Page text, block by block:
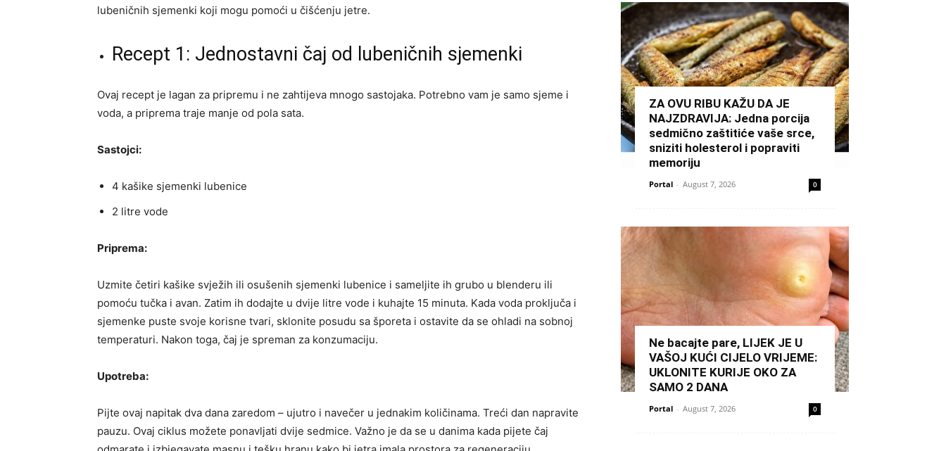
lubeničnih sjemenki koji mogu pomoći u čišćenju jetre.
Recept 1: Jednostavni čaj od lubeničnih sjemenki
Ovaj recept je lagan za pripremu i ne zahtijeva mnogo sastojaka. Potrebno vam je samo sjeme i
voda, a priprema traje manje od pola sata.
Sastojci:
4 kašike sjemenki lubenice
2 litre vode
Priprema:
Uzmite četiri kašike svježih ili osušenih sjemenki lubenice i sameljite ih grubo u blenderu ili
pomoću tučka i avan. Zatim ih dodajte u dvije litre vode i kuhajte 15 minuta. Kada voda proključa i
sjemenke puste svoje korisne tvari, sklonite posudu sa šporeta i ostavite da se ohladi na sobnoj
temperaturi. Nakon toga, čaj je spreman za konzumaciju.
Upotreba:
Pijte ovaj napitak dva dana zaredom – ujutro i navečer u jednakim količinama. Treći dan napravite
pauzu. Ovaj ciklus možete ponavljati dvije sedmice. Važno je da se u danima kada pijete čaj
ZA OVU RIBU KAŽU DA JE
NAJZDRAVIJA: Jedna porcija
sedmično zaštitiće vaše srce,
sniziti holesterol i popraviti
memoriju
Portal - August 7, 2026 0
Ne bacajte pare, LIJEK JE U
VAŠOJ KUĆI CIJELO VRIJEME:
UKLONITE KURIJE OKO ZA
SAMO 2 DANA
Portal - August 7, 2026 0